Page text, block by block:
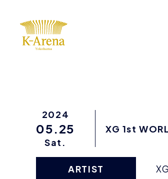
2024
05.25
Sat.
XG 1st
ARTIST